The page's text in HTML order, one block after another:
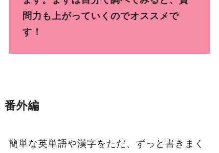
問力も上がっていくのでオススメで
す！
番外編
簡単な英単語や漢字をただ、ずっと書きまく